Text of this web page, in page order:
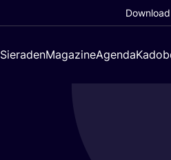
SieradenMagazineAgenda